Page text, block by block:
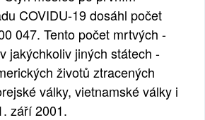
COVIDU-19 dosáhl počet
047. Tento počet mrtvých -
jakýchkoliv jiných státech -
životů ztracených
války, vietnamské války i
září 2001.